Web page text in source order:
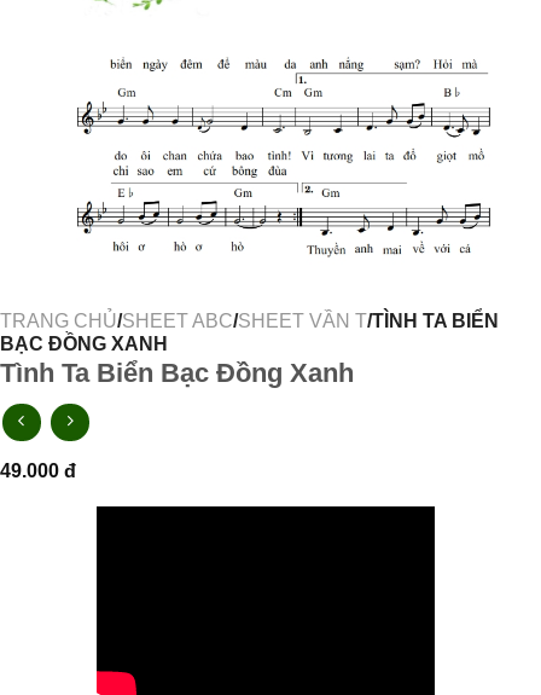
TRANG CHỦ/SHEET ABC/SHEET VẦN T/TÌNH TA BIỂN
BẠC ĐỒNG XANH
Tình Ta Biển Bạc Đồng Xanh
49.000 đ